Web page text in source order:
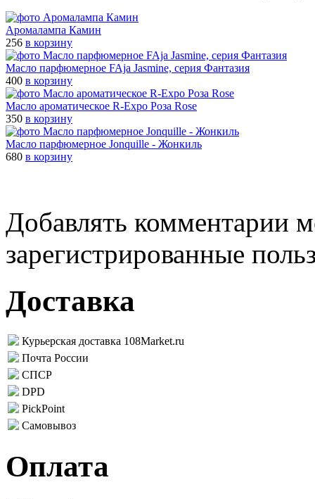
Аромалампа Камин
256 в корзину
Масло парфюмерное FAja Jasmine, серия Фантазия
400 в корзину
Масло ароматическое R-Expo Роза Rose
350 в корзину
Масло парфюмерное Jonquille - Жонкиль
680 в корзину
Добавлять комментарии
зарегистрированные
Доставка
Курьерская доставка 108Market.ru
Почта России
СПСР
DPD
PickPoint
Самовывоз
Оплата